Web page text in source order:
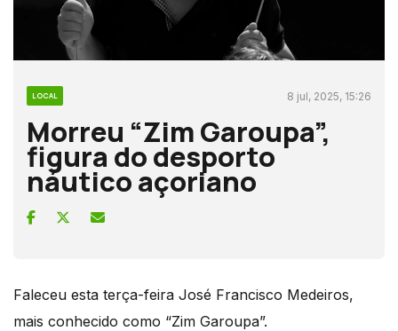
LOCAL 8 jul, 2025, 15:26
Morreu “Zim Garoupa”,
figura do desporto
náutico açoriano
Faleceu esta terça-feira José Francisco Medeiros,
mais conhecido como “Zim Garoupa”.